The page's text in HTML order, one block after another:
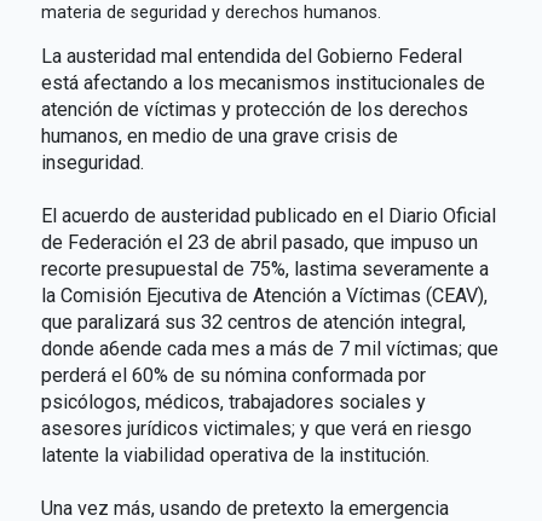
materia de seguridad y derechos humanos.
La austeridad mal entendida del Gobierno Federal
está afectando a los mecanismos institucionales de
atención de víctimas y protección de los derechos
humanos, en medio de una grave crisis de
inseguridad.
El acuerdo de austeridad publicado en el Diario Oficial
de Federación el 23 de abril pasado, que impuso un
recorte presupuestal de 75%, lastima severamente a
la Comisión Ejecutiva de Atención a Víctimas (CEAV),
que paralizará sus 32 centros de atención integral,
donde a6ende cada mes a más de 7 mil víctimas; que
perderá el 60% de su nómina conformada por
psicólogos, médicos, trabajadores sociales y
asesores jurídicos victimales; y que verá en riesgo
latente la viabilidad operativa de la institución.
Una vez más, usando de pretexto la emergencia